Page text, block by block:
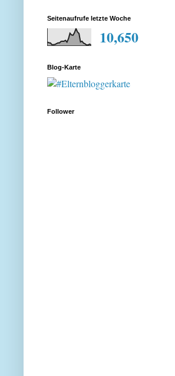
Seitenaufrufe letzte Woche
10,650
Blog-Karte
Follower